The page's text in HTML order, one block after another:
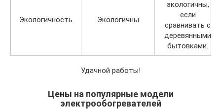
Экологичность Экологичны
экологичны,
если
сравнивать с
деревянными
бытовками.
Удачной работы!
Цены на популярные модели
электрообогревателей